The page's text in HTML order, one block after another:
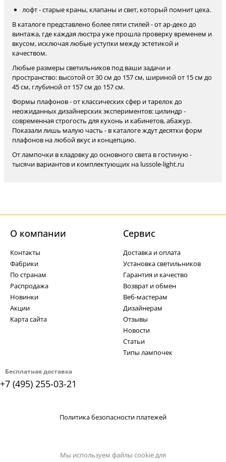
лофт - старые краны, клапаны и свет, который помнит цеха.
В каталоге представлено более пяти стилей - от ар-деко до
винтажа, где каждая люстра уже прошла проверку временем и
вкусом, исключая любые уступки между эстетикой и
качеством.
Любые размеры светильников под ваши задачи и
пространство: высотой от 30 см до 157 см, шириной от 15 см до
45 см, глубиной от 157 см до 157 см.
Формы плафонов - от классических сфер и тарелок до
неожиданных дизайнерских экспериментов: цилиндр -
современная строгость для кухонь и кабинетов, абажур.
Показали лишь малую часть - в каталоге ждут десятки форм
плафонов на любой вкус и концепцию.
От лампочки в кладовку до основного света в гостиную -
тысячи вариантов и комплектующих на lussole-light.ru
Бесплатная доставка
+7 (495) 255-03-21
О компании
Контакты
Фабрики
По странам
Распродажа
Новинки
Акции
Карта сайта
Cервис
Доставка и оплата
Установка светильников
Гарантия и качество
Возврат и обмен
Веб-мастерам
Дизайнерам
Отзывы
Новости
Статьи
Типы лампочек
Политика безопасности платежей
Мы используем файлы cookie для